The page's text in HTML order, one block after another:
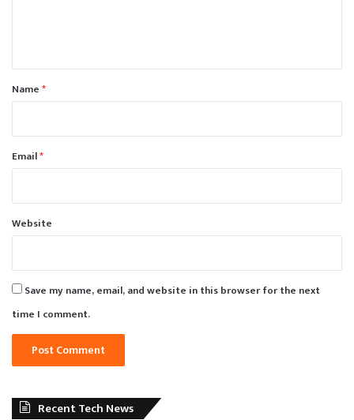
*Name*
Email*
Website
Save my name, email, and website in this browser for the next
time I comment.
Recent Tech News